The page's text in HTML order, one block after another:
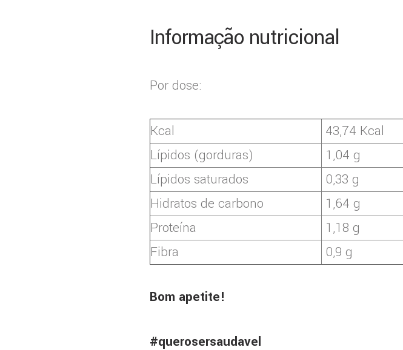
Informação nutricional
Por dose:
Kcal
43,74 Kcal
Lípidos (gorduras)
1,04 g
Lípidos saturados
0,33 g
Hidratos de carbono
1,64 g
Proteína
1,18 g
Fibra
0,9 g
Bom apetite!
#querosersaudavel